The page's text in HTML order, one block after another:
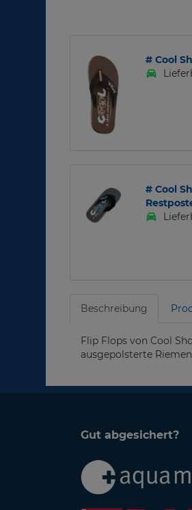
# Cool
# Cool
Beschreibung
Flip Flops von Cool
ausgepolsterte
Gut abgesichert?